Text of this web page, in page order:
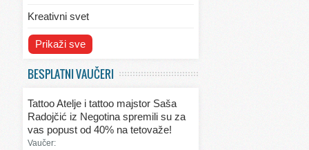
Kreativni svet
Svet ekologije
Svet kulinarstva
Svet lepote
Prikaži sve
BESPLATNI VAUČERI
Tattoo Atelje i tattoo majstor Saša
Radojčić iz Negotina spremili su za
vas popust od 40% na tetovaže!
Vaučer: